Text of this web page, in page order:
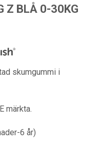
Z BLÅ 0-30KG
skumgummi i
märkta.
6 år)